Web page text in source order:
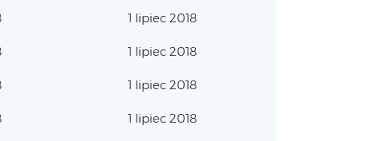
1 lipiec 2018
1 lipiec 2018
1 lipiec 2018
1 lipiec 2018